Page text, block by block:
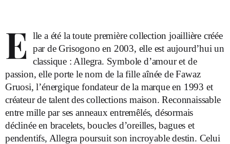
E lle a été la toute première collection joaillière créée
par de Grisogono en 2003, elle est aujourd’hui un
classique : Allegra. Symbole d’amour et de
passion, elle porte le nom de la fille aînée de Fawaz
Gruosi, l’énergique fondateur de la marque en 1993 et
créateur de talent des collections maison. Reconnaissable
entre mille par ses anneaux entremêlés, désormais
déclinée en bracelets, boucles d’oreilles, bagues et
pendentifs, Allegra poursuit son incroyable destin. Celui